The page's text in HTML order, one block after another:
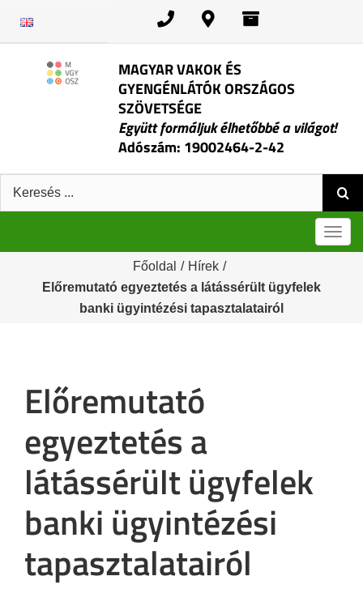
MAGYAR VAKOK ÉS
GYENGÉNLÁTÓK ORSZÁGOS
SZÖVETSÉGE
Együtt formáljuk élhetőbbé a világot!
Adószám: 19002464-2-42
Keresés:
Főoldal / Hírek /
Előremutató egyeztetés a látássérült ügyfelek
banki ügyintézési tapasztalatairól
Előremutató
egyeztetés a
látássérült ügyfelek
banki ügyintézési
tapasztalatairól